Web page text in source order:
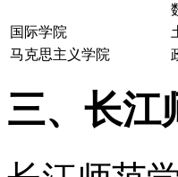
国际学院
马克思主义学院
三、长江